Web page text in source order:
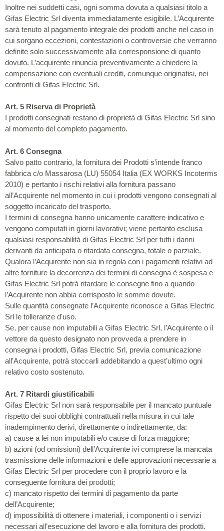
Inoltre nei suddetti casi, ogni somma dovuta a qualsiasi titolo a
Gifas Electric Srl diventa immediatamente esigibile. L’Acquirente
sarà tenuto al pagamento integrale dei prodotti anche nel caso in
cui sorgano eccezioni, contestazioni o controversie che verranno
definite solo successivamente alla corresponsione di quanto
dovuto. L’acquirente rinuncia preventivamente a chiedere la
compensazione con eventuali crediti, comunque originatisi, nei
confronti di Gifas Electric Srl.
Art. 5 Riserva di Proprietà
I prodotti consegnati restano di proprietà di Gifas Electric Srl sino
al momento del completo pagamento.
Art. 6 Consegna
Salvo patto contrario, la fornitura dei Prodotti s’intende franco
fabbrica c/o Massarosa (LU) 55054 Italia (EX WORKS Incoterms
2010) e pertanto i rischi relativi alla fornitura passano
all’Acquirente nel momento in cui i prodotti vengono consegnati al
soggetto incaricato del trasporto.
I termini di consegna hanno unicamente carattere indicativo e
vengono computati in giorni lavorativi; viene pertanto esclusa
qualsiasi responsabilità di Gifas Electric Srl per tutti i danni
derivanti da anticipata o ritardata consegna, totale o parziale.
Qualora l’Acquirente non sia in regola con i pagamenti relativi ad
altre forniture la decorrenza dei termini di consegna è sospesa e
Gifas Electric Srl potrà ritardare le consegne fino a quando
l’Acquirente non abbia corrisposto le somme dovute.
Sulle quantità consegnate l’Acquirente riconosce a Gifas Electric
Srl le tolleranze d'uso.
Se, per cause non imputabili a Gifas Electric Srl, l’Acquirente o il
vettore da questo designato non provveda a prendere in
consegna i prodotti, Gifas Electric Srl, previa comunicazione
all’Acquirente, potrà stoccarli addebitando a quest’ultimo ogni
relativo costo sostenuto.
Art. 7 Ritardi giustificabili
Gifas Electric Srl non sarà responsabile per il mancato puntuale
rispetto dei suoi obblighi contrattuali nella misura in cui tale
inadempimento derivi, direttamente o indirettamente, da:
a) cause a lei non imputabili e/o cause di forza maggiore;
b) azioni (od omissioni) dell’Acquirente ivi comprese la mancata
trasmissione delle informazioni e delle approvazioni necessarie a
Gifas Electric Srl per procedere con il proprio lavoro e la
conseguente fornitura dei prodotti;
c) mancato rispetto dei termini di pagamento da parte
dell’Acquirente;
d) impossibilità di ottenere i materiali, i componenti o i servizi
necessari all’esecuzione del lavoro e alla fornitura dei prodotti.